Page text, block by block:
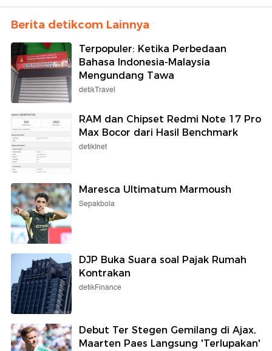
Berita detikcom Lainnya
Terpopuler: Ketika Perbedaan
Bahasa Indonesia-Malaysia
Mengundang Tawa
detikTravel
RAM dan Chipset Redmi Note 17 Pro
Max Bocor dari Hasil Benchmark
detikInet
Maresca Ultimatum Marmoush
Sepakbola
DJP Buka Suara soal Pajak Rumah
Kontrakan
detikFinance
Debut Ter Stegen Gemilang di Ajax,
Maarten Paes Langsung 'Terlupakan'